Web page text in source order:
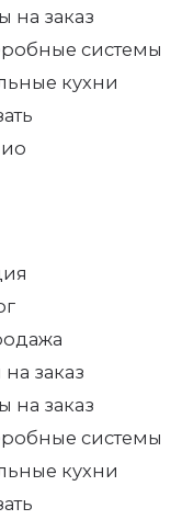
на заказ
системы
кухни
заказ
на заказ
системы
кухни